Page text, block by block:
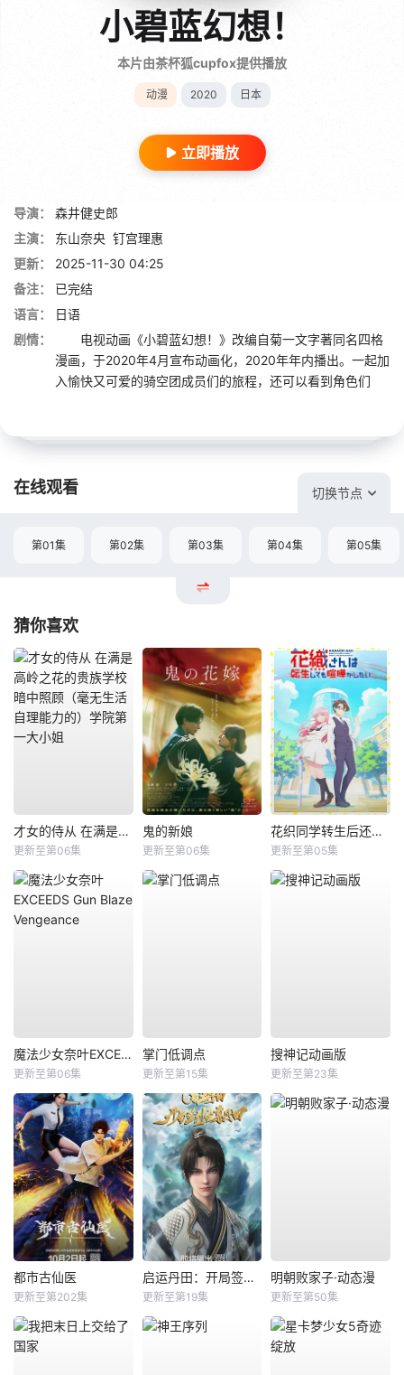
小碧蓝幻想！
本片由茶杯狐cupfox提供播放
动漫 2020 日本
立即播放
导演：
森井健史郎
主演：
东山奈央 钉宫理惠
更新：
2025-11-30 04:25
备注：
已完结
语言：
日语
剧情：
电视动画《小碧蓝幻想！》改编自菊一文字著同名四格
漫画，于2020年4月宣布动画化，2020年年内播出。一起加
入愉快又可爱的骑空团成员们的旅程，还可以看到角色们
在线观看 切换节点
第01集 第02集 第03集 第04集 第05集
猜你喜欢
才女的侍从 在满是高岭之花的贵族学校暗中照顾（毫无生活自理能力的）学院第一大小姐
更新至第06集
鬼的新娘
更新至第06集
花织同学转生后还是想干架
更新至第05集
魔法少女奈叶EXCEEDS Gun Blaze Vengeance
更新至第06集
掌门低调点
更新至第15集
搜神记动画版
更新至第23集
都市古仙医
更新至第202集
启运丹田：开局签到至尊丹田
更新至第19集
明朝败家子·动态漫
更新至第50集